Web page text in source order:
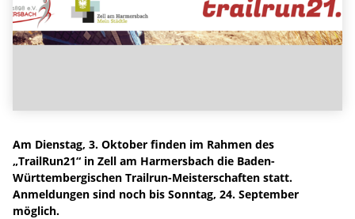
Am Dienstag, 3. Oktober finden im Rahmen des
„TrailRun21“ in Zell am Harmersbach die Baden-
Württembergischen Trailrun-Meisterschaften statt.
Anmeldungen sind noch bis Sonntag, 24. September
möglich.